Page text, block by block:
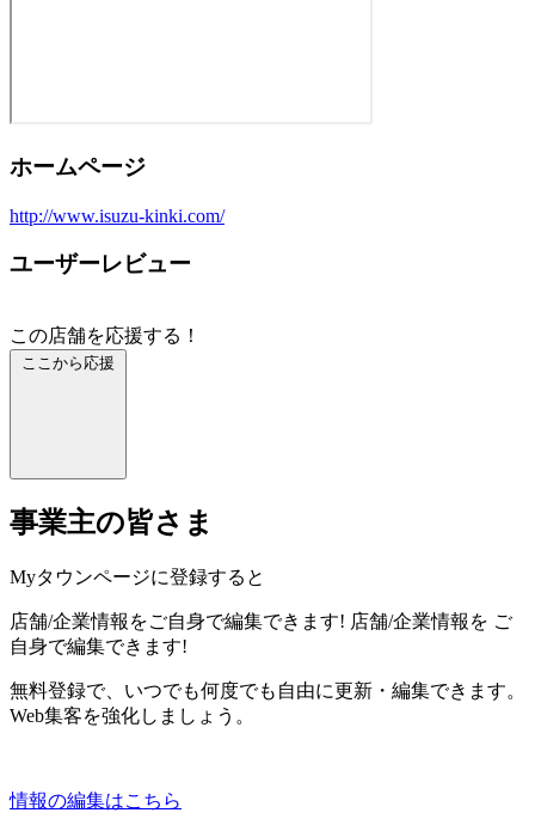
ホームページ
http://www.isuzu-kinki.com/
ユーザーレビュー
この店舗を応援する！
ここから応援
事業主の皆さま
Myタウンページに登録すると
店舗/企業情報をご自身で編集できます! 店舗/企業情報を ご
自身で編集できます!
無料登録で、いつでも何度でも自由に更新・編集できます。
Web集客を強化しましょう。
情報の編集はこちら